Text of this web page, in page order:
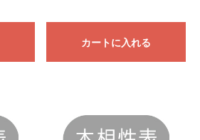
カートに入れる